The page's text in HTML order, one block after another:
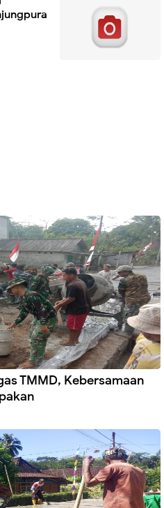
TMMD, Kebersamaan